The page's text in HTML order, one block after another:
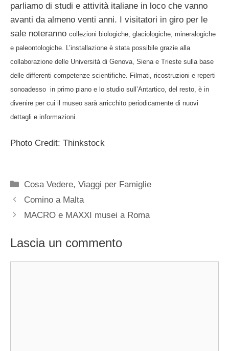
parliamo di studi e attività italiane in loco che vanno
avanti da almeno venti anni. I visitatori in giro per le
sale noteranno collezioni biologiche, glaciologiche, mineralogiche
e paleontologiche. L’installazione è stata possibile grazie alla
collaborazione delle Università di Genova, Siena e Trieste sulla base
delle differenti competenze scientifiche. Filmati, ricostruzioni e reperti
sonoadesso in primo piano e lo studio sull’Antartico, del resto, è in
divenire per cui il museo sarà arricchito periodicamente di nuovi
dettagli e informazioni.
Photo Credit: Thinkstock
Categorie
Cosa Vedere,Viaggi per Famiglie
Comino a Malta
MACRO e MAXXI musei a Roma
Lascia un commento